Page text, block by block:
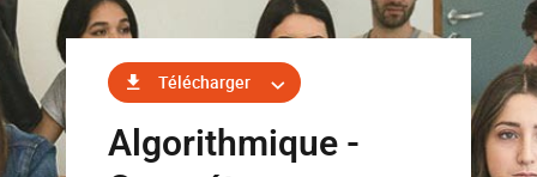
Télécharger
Algorithmique -